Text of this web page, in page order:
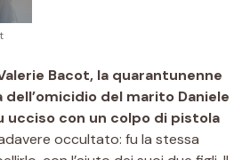
Bacot, la quarantunenne
del marito Daniele
ucciso con un colpo di pistola
occultato: fu la stessa